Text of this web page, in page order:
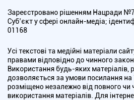
Зареєстровано рішенням Нацради
Cуб’єкт у сфері онлайн-медіа;
01168
Усі текстові та медійні матеріали
правами відповідно до чинного
Використання будь-яких матеріалів,
дозволяється за умови посилання
розміщено незалежно від повного чи
використання матеріалів. Для